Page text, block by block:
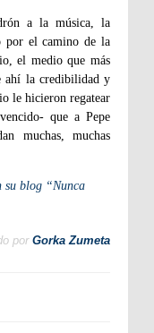
a la música, la
por el camino de la
el medio que más
ahí la credibilidad y
le hicieron regatear
que a Pepe
muchas, muchas
su blog “Nunca
por Gorka Zumeta